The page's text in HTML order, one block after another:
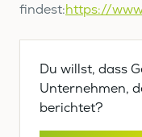
findest:https://
Du willst, dass
Unternehmen,
berichtet?